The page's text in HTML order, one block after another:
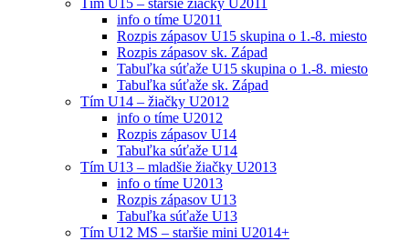
info o tíme U2011
Rozpis zápasov U15 skupina o 1.-8. miesto
Rozpis zápasov sk. Západ
Tabuľka súťaže U15 skupina o 1.-8. miesto
Tabuľka súťaže sk. Západ
Tím U14 – žiačky U2012
info o tíme U2012
Rozpis zápasov U14
Tabuľka súťaže U14
Tím U13 – mladšie žiačky U2013
info o tíme U2013
Rozpis zápasov U13
Tabuľka súťaže U13
Tím U12 MS – staršie mini U2014+